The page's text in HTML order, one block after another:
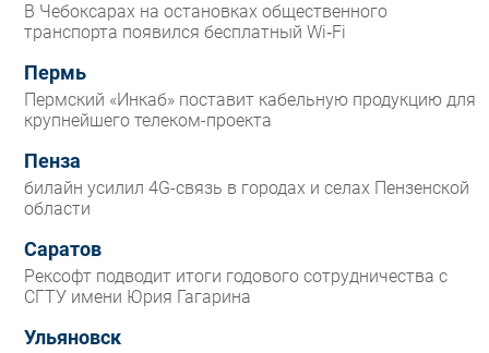
В Чебоксарах на остановках общественного
транспорта появился бесплатный Wi‑Fi
Пермь
Пермский «Инкаб» поставит кабельную продукцию для
крупнейшего телеком-проекта
Пенза
билайн усилил 4G-связь в городах и селах Пензенской
области
Саратов
Рексофт подводит итоги годового сотрудничества с
СГТУ имени Юрия Гагарина
Ульяновск